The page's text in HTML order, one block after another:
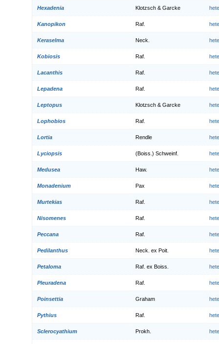
Hexadenia Klotzsch & Garcke
Kanopikon Raf.
Keraselma Neck.
Kobiosis Raf.
Lacanthis Raf.
Lepadena Raf.
Leptopus Klotzsch & Garcke
Lophobios Raf.
Lortia Rendle
Lyciopsis (Boiss.) Schweinf.
Medusea Haw.
Monadenium Pax
Murtekias Raf.
Nisomenes Raf.
Peccana Raf.
Pedilanthus Neck. ex Poit.
Petaloma Raf. ex Boiss.
Pleuradena Raf.
Poinsettia Graham
Pythius Raf.
Sclerocyathium Prokh.